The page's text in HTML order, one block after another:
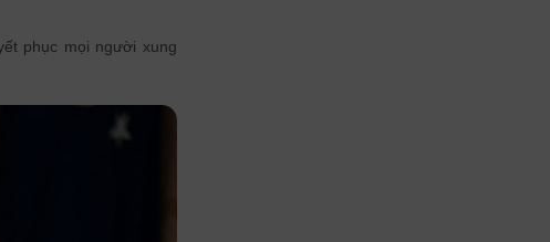
phục mọi người xung